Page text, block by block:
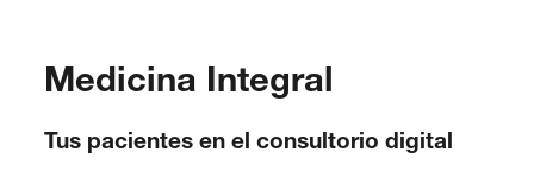
Medicina Integral
Tus pacientes en el consultorio digital